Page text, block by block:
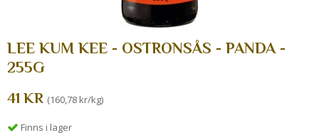
LEE KUM KEE - OSTRONSÅS - PANDA -
255G
41 KR (160,78 kr/kg)
Finns i lager